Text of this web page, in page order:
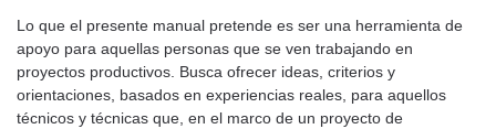
Lo que el presente manual pretende es ser una herramienta de
apoyo para aquellas personas que se ven trabajando en
proyectos productivos. Busca ofrecer ideas, criterios y
orientaciones, basados en experiencias reales, para aquellos
técnicos y técnicas que, en el marco de un proyecto de